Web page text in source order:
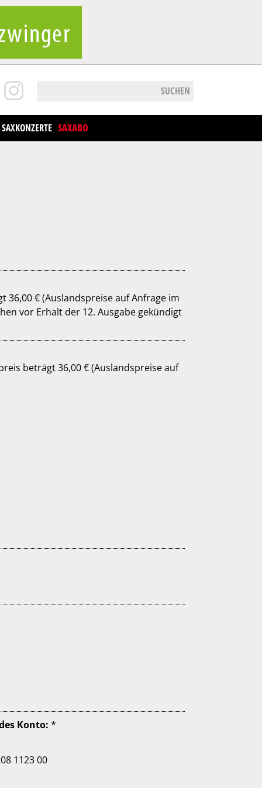
SUCHEN
SAXKONZERTE SAXABO
36,00 € (Auslandspreise auf Anfrage im
beträgt 36,00 € (Auslandspreise auf
Überweisung auf folgendes Konto: *
1123 00